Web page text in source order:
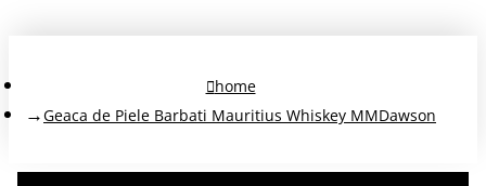
home
Geaca de Piele Barbati Mauritius Whiskey MMDawson